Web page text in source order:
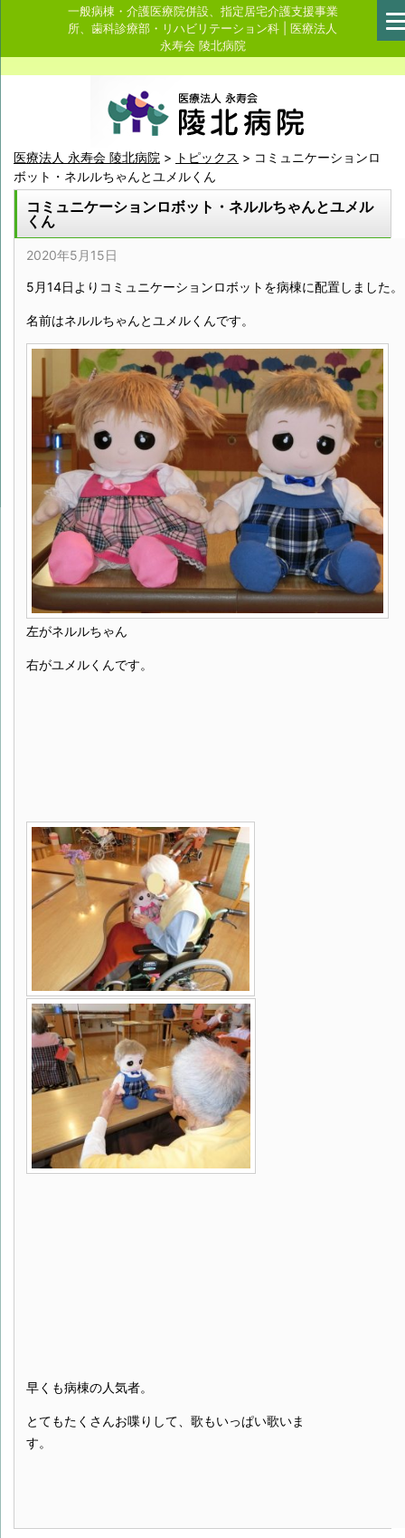
一般病棟・介護医療院併設、指定居宅介護支援事業
所、歯科診療部・リハビリテーション科 | 医療法人
永寿会 陵北病院
医療法人 永寿会 陵北病院 > トピックス > コミュニケーションロ
ボット・ネルルちゃんとユメルくん
コミュニケーションロボット・ネルルちゃんとユメル
くん
2020年5月15日
5月14日よりコミュニケーションロボットを病棟に配置しました。
名前はネルルちゃんとユメルくんです。
左がネルルちゃん
右がユメルくんです。
早くも病棟の人気者。
とてもたくさんお喋りして、歌もいっぱい歌いま
す。